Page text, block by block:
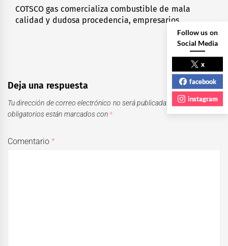
Next
post:
COTSCO gas comercializa combustible de mala
calidad y dudosa procedencia, empresarios
Deja una respuesta
Tu dirección de correo electrónico no será publicada.
Los campos
obligatorios están marcados con *
Comentario*
Follow us on
Social Media
x
facebook
instagram